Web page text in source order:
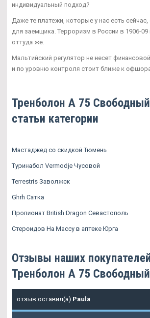
индивидуальный подход?
Даже те платежи, которые у нас есть
для заемщика. Терроризм в России в 1906-09
оттуда же.
Мальтийский регулятор не несет
и по уровню контроля стоит ближе к
Тренболон A 75
статьи категории
Мастаджед со скидкой Тюмень
Туринабол Vermodje Чусовой
Terrestris Заволжск
Ghrh Сатка
Пропионат British Dragon Севастополь
Стероидов На Массу в аптеке Юрга
Отзывы наших
Тренболон A 75 Свободный
отзыв оставил(а) Paula